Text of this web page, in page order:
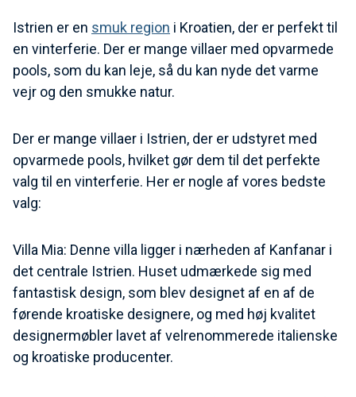
Istrien er en smuk region i Kroatien, der er perfekt til
en vinterferie. Der er mange villaer med opvarmede
pools, som du kan leje, så du kan nyde det varme
vejr og den smukke natur.
Der er mange villaer i Istrien, der er udstyret med
opvarmede pools, hvilket gør dem til det perfekte
valg til en vinterferie. Her er nogle af vores bedste
valg:
Villa Mia: Denne villa ligger i nærheden af Kanfanar i
det centrale Istrien. Huset udmærkede sig med
fantastisk design, som blev designet af en af de
førende kroatiske designere, og med høj kvalitet
designermøbler lavet af velrenommerede italienske
og kroatiske producenter.